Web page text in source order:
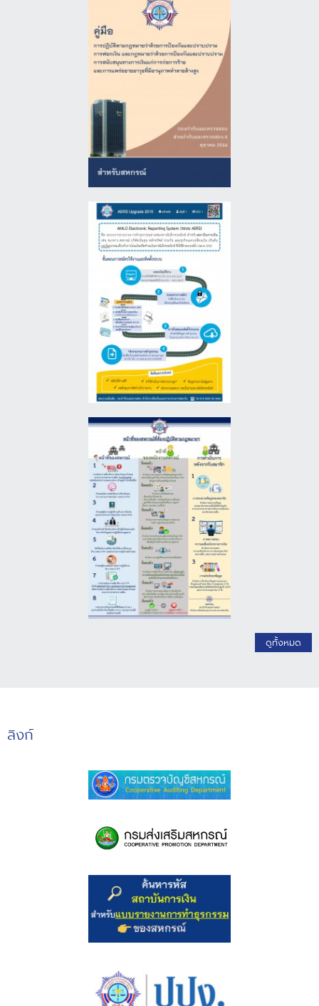
ดูทั้งหมด
ลิงก์